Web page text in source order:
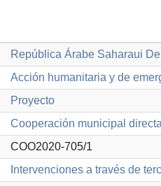
República Árabe Saharaui
Acción humanitaria y de
Proyecto
Cooperación municipal
COO2020-705/1
Intervenciones a través de